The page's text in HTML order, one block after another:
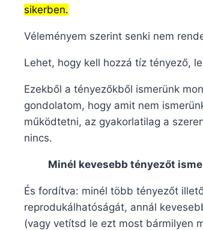
sikerben.
Véleményem szerint senki nem
Lehet, hogy kell hozzá tíz tényező,
Ezekből a tényezőkből ismerünk
gondolatom, hogy amit nem
működtetni, az gyakorlatilag a
nincs.
Minél kevesebb tényezőt
És fordítva: minél több tényezőt
reprodukálhatóságát, annál
(vagy vetítsd le ezt most bármilyen